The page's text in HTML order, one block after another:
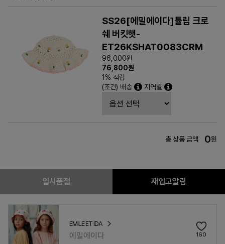
SS26[에밀에이다]튤립 크로
쉐 버킷햇-
ET26KSHAT0083CRM
96,000원
76,800원
1% 적립
(조건) 배송
지역별
총 상품 금액 0원
일시품절 재입고알림
EMILE ET IDA
에밀에이다 160